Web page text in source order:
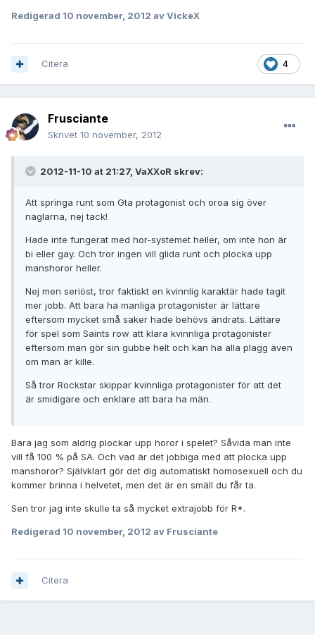
Redigerad 10 november, 2012 av VickeX
4
Citera
Frusciante
Skrivet 10 november, 2012
2012-11-10 at 21:27, VaXXoR skrev:
Att springa runt som Gta protagonist och oroa sig över
naglarna, nej tack!
Hade inte fungerat med hor-systemet heller, om inte hon är
bi eller gay. Och tror ingen vill glida runt och plocka upp
manshoror heller.
Nej men seriöst, tror faktiskt en kvinnlig karaktär hade tagit
mer jobb. Att bara ha manliga protagonister är lättare
eftersom mycket små saker hade behövs ändrats. Lättare
för spel som Saints row att klara kvinnliga protagonister
eftersom man gör sin gubbe helt och kan ha alla plagg även
om man är kille.
Så tror Rockstar skippar kvinnliga protagonister för att det
är smidigare och enklare att bara ha män.
Bara jag som aldrig plockar upp horor i spelet? Såvida man inte
vill få 100 % på SA. Och vad är det jobbiga med att plocka upp
manshoror? Självklart gör det dig automatiskt homosexuell och du
kommer brinna i helvetet, men det är en smäll du får ta.
Sen tror jag inte skulle ta så mycket extrajobb för R*.
Redigerad 10 november, 2012 av Frusciante
Citera